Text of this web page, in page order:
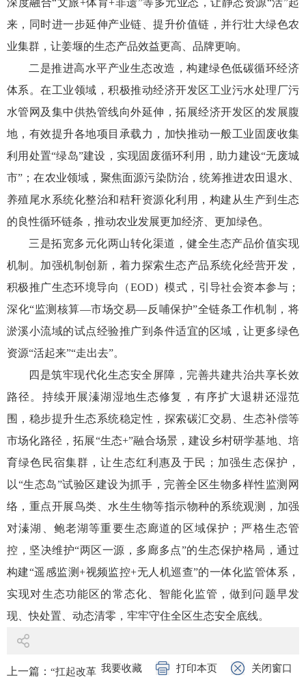
来，同时进一步延伸产业链、提升价值链，并行壮大绿色农
业集群，让姜堰的生态产品效益更高、品牌更响。
二是推进高水平产业生态改造，构建绿色低碳循环经济
体系。在工业领域，积极推动经济开发区工业污水处理厂污
水管网及集中供热管线向外延伸，拓展经济开发区的发展腹
地，有效提升各地项目承载力，加快推动一般工业固废收集
利用处置“绿岛”建设，实现固废循环利用，助力建设“无废城
市”；在农业领域，聚焦面源污染防治，统筹推进农田退水、
养殖尾水系统化整治和秸秆资源化利用，构建从生产到生态
的良性循环链条，推动农业发展更加经济、更加绿色。
三是拓宽多元化两山转化渠道，健全生态产品价值实现
机制。加强机制创新，着力探索生态产品系统化经营开发，
积极推广生态环境导向（EOD）模式，引导社会资本参与；
深化“监测核算—市场交易—反哺保护”全链条工作机制，将
淤溪小流域的试点经验推广到条件适宜的区域，让更多绿色
资源“活起来”“走出去”。
四是筑牢现代化生态安全屏障，完善共建共治共享长效
路径。持续开展溱湖湿地生态修复，有序扩大退耕还湿范
围，稳步提升生态系统稳定性，探索碳汇交易、生态补偿等
市场化路径，拓展“生态+”融合场景，建设乡村研学基地、培
育绿色民宿集群，让生态红利惠及于民；加强生态保护，
以“生态岛”试验区建设为抓手，完善全区生物多样性监测网
络，重点开展鸟类、水生生物等指示物种的系统观测，加强
对溱湖、鲍老湖等重要生态廊道的区域保护；严格生态管
控，坚决维护“两区一源，多廊多点”的生态保护格局，通过
构建“遥感监测+视频监控+无人机巡查”的一体化监管体系，
实现对生态功能区的常态化、智能化监管，做到问题早发
现、快处置、动态清零，牢牢守住全区生态安全底线。
我要收藏 打印本页 关闭窗口
上一篇： “扛起改革